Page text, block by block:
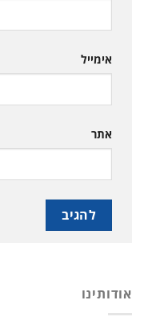
אימייל
אתר
אודותינו